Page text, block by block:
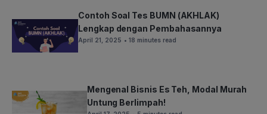
Contoh Soal Tes BUMN (AKHLAK)
Lengkap dengan Pembahasannya
April 21, 2025 • 18 minutes read
Mengenal Bisnis Es Teh, Modal Murah
Untung Berlimpah!